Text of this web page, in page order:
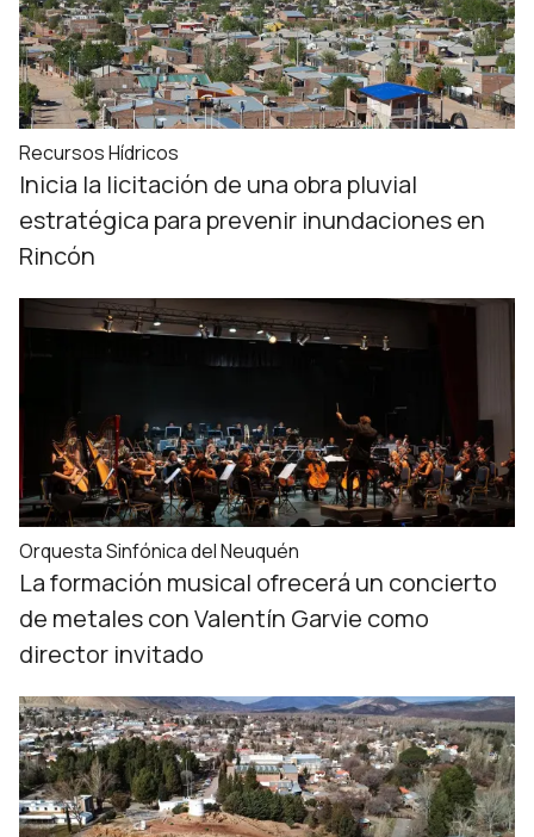
Recursos Hídricos
Inicia la licitación de una obra pluvial
estratégica para prevenir inundaciones en
Rincón
Orquesta Sinfónica del Neuquén
La formación musical ofrecerá un concierto
de metales con Valentín Garvie como
director invitado